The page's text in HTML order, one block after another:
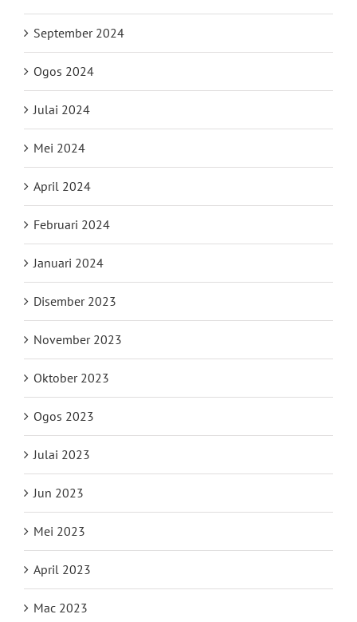
September 2024
Ogos 2024
Julai 2024
Mei 2024
April 2024
Februari 2024
Januari 2024
Disember 2023
November 2023
Oktober 2023
Ogos 2023
Julai 2023
Jun 2023
Mei 2023
April 2023
Mac 2023